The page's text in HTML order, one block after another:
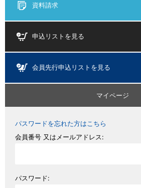
資料請求
申込リストを見る
会員先行申込リストを見る
マイページ
パスワードを忘れた方はこちら
会員番号 又はメールアドレス:
パスワード: